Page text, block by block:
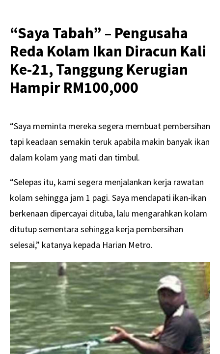
“Saya Tabah” – Pengusaha
Reda Kolam Ikan Diracun Kali
Ke-21, Tanggung Kerugian
Hampir RM100,000
“Saya meminta mereka segera membuat pembersihan
tapi keadaan semakin teruk apabila makin banyak ikan
dalam kolam yang mati dan timbul.
“Selepas itu, kami segera menjalankan kerja rawatan
kolam sehingga jam 1 pagi. Saya mendapati ikan-ikan
berkenaan dipercayai dituba, lalu mengarahkan kolam
ditutup sementara sehingga kerja pembersihan
selesai,” katanya kepada Harian Metro.